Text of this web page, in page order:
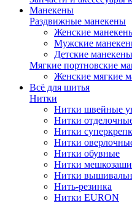
Манекены
Раздвижные манекены
Женские
Мужские
Детские манекены
Мягкие портновские
Женские мягкие
Всё для шитья
Нитки
Нитки швейные
Нитки
Нитки
Нитки
Нитки обувные
Нитки
Нитки
Нить-резинка
Нитки EURON